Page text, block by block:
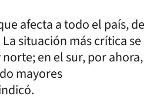
afecta a todo el país, de
situación más crítica se
en el sur, por ahora,
mayores